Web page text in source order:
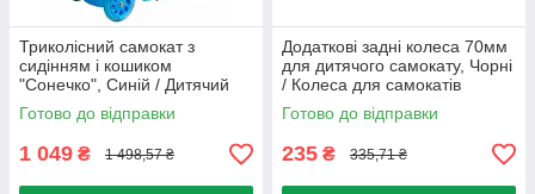
Триколісний самокат з
сидінням і кошиком
"Сонечко", Синій / Дитячий
самокат / Самокат для дітей
Готово до відправки
1 049 ₴ 1 498,57 ₴
Додаткові задні колеса 70мм
для дитячого самокату, Чорні
/ Колеса для самокатів
Готово до відправки
235 ₴ 335,71 ₴